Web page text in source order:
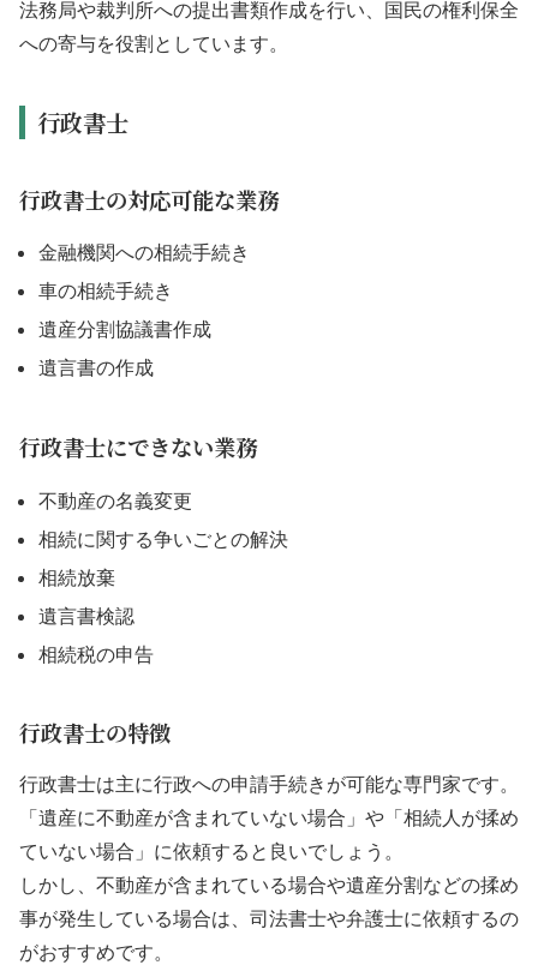
法務局や裁判所への提出書類作成を行い、国民の権利保全
への寄与を役割としています。
行政書士
行政書士の対応可能な業務
金融機関への相続手続き
車の相続手続き
遺産分割協議書作成
遺言書の作成
行政書士にできない業務
不動産の名義変更
相続に関する争いごとの解決
相続放棄
遺言書検認
相続税の申告
行政書士の特徴
行政書士は主に行政への申請手続きが可能な専門家です。
「遺産に不動産が含まれていない場合」や「相続人が揉め
ていない場合」に依頼すると良いでしょう。
しかし、不動産が含まれている場合や遺産分割などの揉め
事が発生している場合は、司法書士や弁護士に依頼するの
がおすすめです。